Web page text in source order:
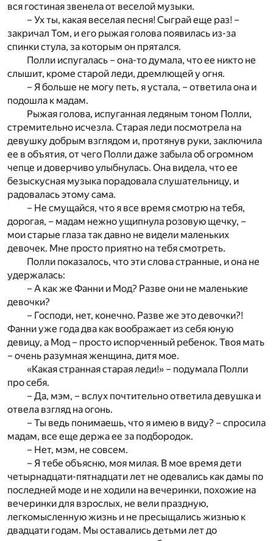
вся гостиная звенела от веселой музыки.
– Ух ты, какая веселая песня! Сыграй еще раз! –
закричал Том, и его рыжая голова появилась из-за
спинки стула, за которым он прятался.
Полли испугалась – она-то думала, что ее никто не
слышит, кроме старой леди, дремлющей у огня.
– Я больше не могу петь, я устала, – ответила она и
подошла к мадам.
Рыжая голова, испуганная ледяным тоном Полли,
стремительно исчезла. Старая леди посмотрела на
девушку добрым взглядом и, протянув руки, заключила
ее в объятия, от чего Полли даже забыла об огромном
чепце и доверчиво улыбнулась. Она видела, что ее
безыскусная музыка порадовала слушательницу, и
радовалась этому сама.
– Не смущайся, что я все время смотрю на тебя,
дорогая, – мадам нежно ущипнула розовую щечку, –
мои старые глаза так давно не видели маленьких
девочек. Мне просто приятно на тебя смотреть.
Полли показалось, что эти слова странные, и она не
удержалась:
– А как же Фанни и Мод? Разве они не маленькие
девочки?
– Господи, нет, конечно. Разве же это девочки?!
Фанни уже года два как воображает из себя юную
девицу, а Мод – просто испорченный ребенок. Твоя мать
– очень разумная женщина, дитя мое.
«Какая странная старая леди!» – подумала Полли
про себя.
– Да, мэм, – вслух почтительно ответила девушка и
отвела взгляд на огонь.
– Ты ведь понимаешь, что я имею в виду? – спросила
мадам, все еще держа ее за подбородок.
– Нет, мэм, не совсем.
– Я тебе объясню, моя милая. В мое время дети
четырнадцати-пятнадцати лет не одевались как дамы по
последней моде и не ходили на вечеринки, похожие на
вечеринки для взрослых, не вели праздную,
легкомысленную жизнь и не пресыщались жизнью к
двадцати годам. Мы оставались детьми лет до